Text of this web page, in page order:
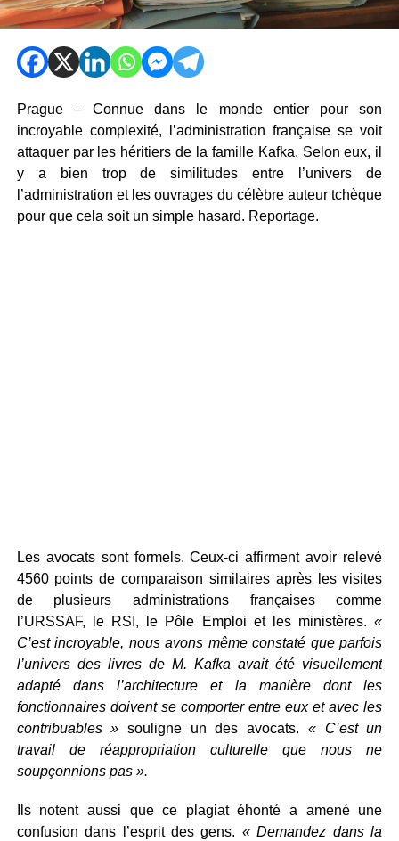
Prague – Connue dans le monde entier pour son
incroyable complexité, l’administration française se voit
attaquer par les héritiers de la famille Kafka. Selon eux, il
y a bien trop de similitudes entre l’univers de
l’administration et les ouvrages du célèbre auteur tchèque
pour que cela soit un simple hasard. Reportage.
Les avocats sont formels. Ceux-ci affirment avoir relevé
4560 points de comparaison similaires après les visites
de plusieurs administrations françaises comme
l’URSSAF, le RSI, le Pôle Emploi et les ministères.«
C’est incroyable, nous avons même constaté que parfois
l’univers des livres de M. Kafka avait été visuellement
adapté dans l’architecture et la manière dont les
fonctionnaires doivent se comporter entre eux et avec les
contribuables » souligne un des avocats. « C’est un
travail de réappropriation culturelle que nous ne
soupçonnions pas ».
Ils notent aussi que ce plagiat éhonté a amené une
confusion dans l’esprit des gens. « Demandez dans la